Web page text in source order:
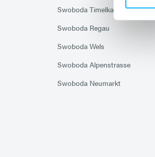
Swoboda Timelkam
Swoboda Regau
Swoboda Wels
Swoboda Alpenstrasse
Swoboda Neumarkt